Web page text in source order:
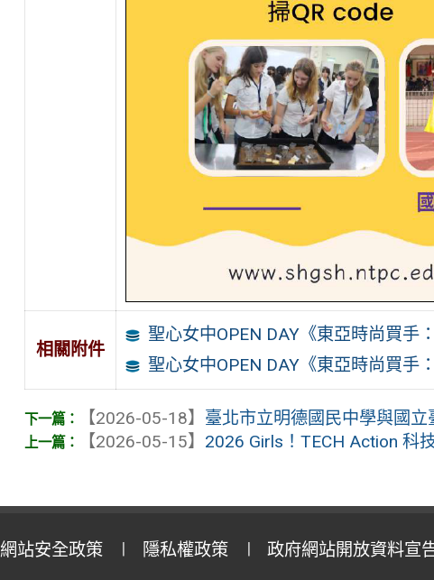
相關附件
聖心女中OPEN DAY《東亞時尚買手
聖心女中OPEN DAY《東亞時尚買手
【2026-05-18】 臺北市立明德國民中學與國
【2026-05-15】 2026 Girls！TECH Action 科
網站安全政策 隱私權政策 政府網站開放資料宣